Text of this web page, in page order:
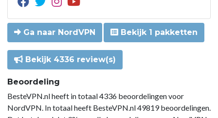
Ga naar NordVPN Bekijk 1 pakketten
Bekijk 4336 review(s)
Beoordeling
BesteVPN.nl heeft in totaal 4336 beoordelingen voor
NordVPN. In totaal heeft BesteVPN.nl 49819 beoordelingen.